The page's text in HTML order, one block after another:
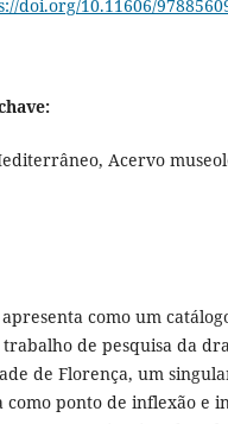
doi.org/10.11606/
Acervo
como um
de pesquisa da
de Florença, um
como ponto de inflexão e